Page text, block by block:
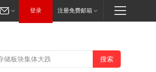
登录 注册免费邮箱